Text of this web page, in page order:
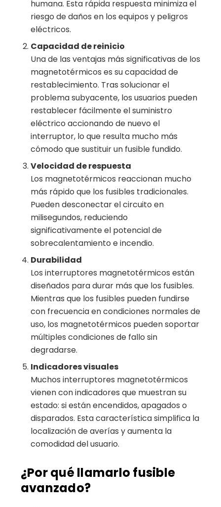
humana. Esta rápida respuesta minimiza el
riesgo de daños en los equipos y peligros
eléctricos.
Capacidad de reinicio
Una de las ventajas más significativas de los
magnetotérmicos es su capacidad de
restablecimiento. Tras solucionar el
problema subyacente, los usuarios pueden
restablecer fácilmente el suministro
eléctrico accionando de nuevo el
interruptor, lo que resulta mucho más
cómodo que sustituir un fusible fundido.
Velocidad de respuesta
Los magnetotérmicos reaccionan mucho
más rápido que los fusibles tradicionales.
Pueden desconectar el circuito en
milisegundos, reduciendo
significativamente el potencial de
sobrecalentamiento e incendio.
Durabilidad
Los interruptores magnetotérmicos están
diseñados para durar más que los fusibles.
Mientras que los fusibles pueden fundirse
con frecuencia en condiciones normales de
uso, los magnetotérmicos pueden soportar
múltiples condiciones de fallo sin
degradarse.
Indicadores visuales
Muchos interruptores magnetotérmicos
vienen con indicadores que muestran su
estado: si están encendidos, apagados o
disparados. Esta característica simplifica la
localización de averías y aumenta la
comodidad del usuario.
¿Por qué llamarlo fusible
avanzado?